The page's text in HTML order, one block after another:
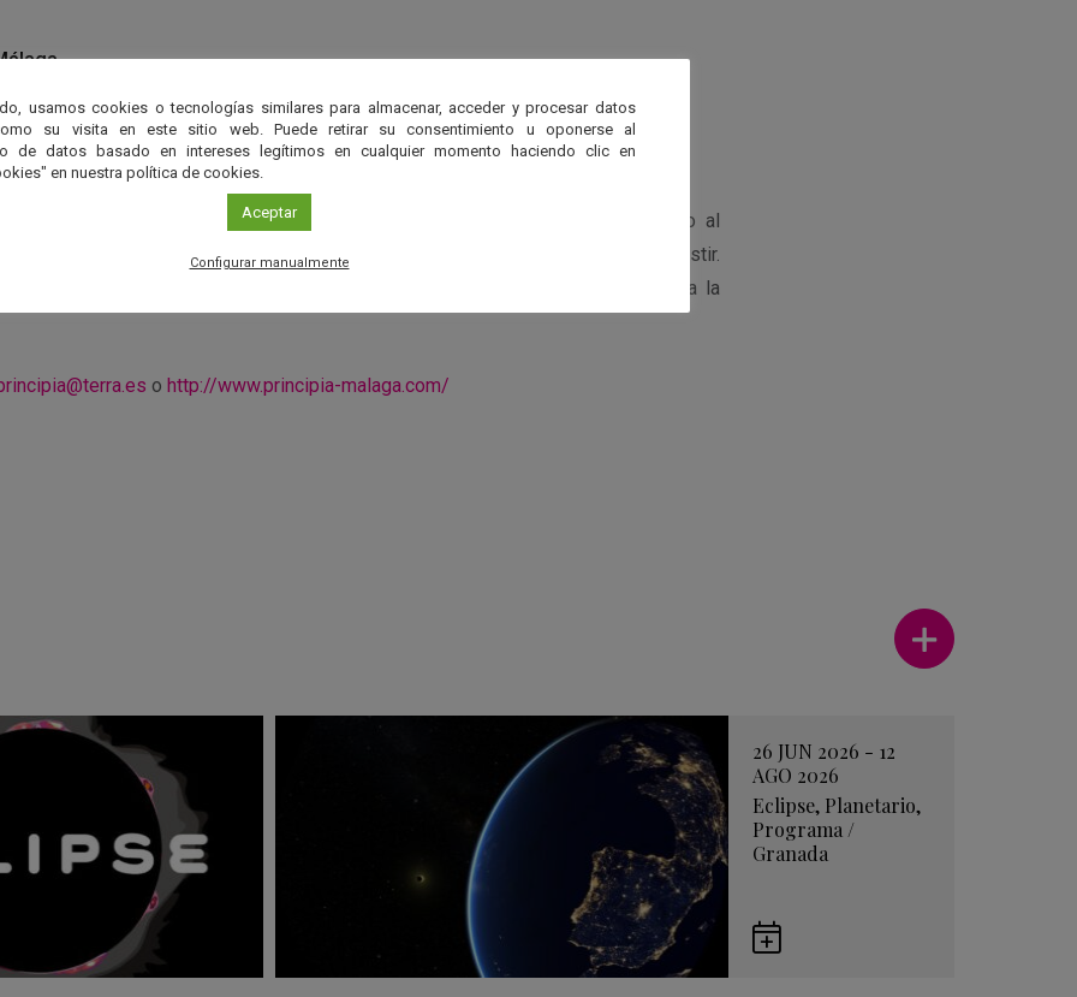
Principia
astronómicas es necesario realizar
llamando al
07 04 81) indicando nombre, DNI y el número de personas que desean a asistir.
hasta completar el aforo (100 personas). Sin reserva no se podrá acceder a la
o http://www.principia-malaga.com/
Ver más
26 JUN 2026 - 12
AGO 2026
Eclipse, Planetario,
Programa /
Granada
usamos cookies o tecnologías similares para almacenar, acceder y procesar datos
su visita en este sitio web. Puede retirar su consentimiento u oponerse al
de datos basado en intereses legítimos en cualquier momento haciendo clic en
en nuestra política de cookies.
Aceptar
Configurar manualmente